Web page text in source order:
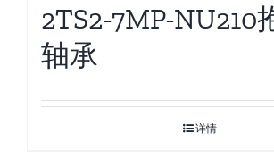
2TS2-7MP-NU210
轴承
详情